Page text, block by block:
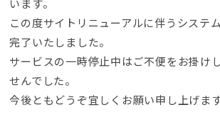
います。
この度サイトリニューアルに伴うシステ
完了いたしました。
サービスの一時停止中はご不便をお掛け
せんでした。
今後ともどうぞ宜しくお願い申し上げます